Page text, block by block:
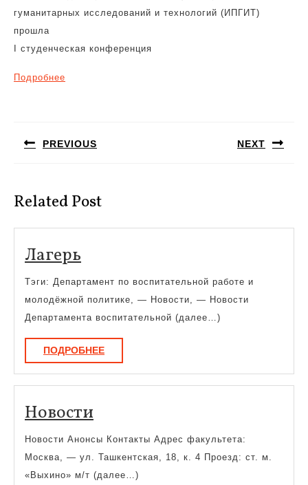
гуманитарных исследований и технологий (ИПГИТ)
прошла
I студенческая конференция
Подробнее
записям
PREVIOUS NEXT
Related Post
ЛагерьЛагерь
Тэги: Департамент по воспитательной работе и
молодёжной политике, — Новости, — Новости
Департамента воспитательной (далее…)
ПОДРОБНЕЕПОДРОБНЕЕ
НовостиНовости
Новости Анонсы Контакты Адрес факультета:
Москва, — ул. Ташкентская, 18, к. 4 Проезд: ст. м.
«Выхино» м/т (далее…)